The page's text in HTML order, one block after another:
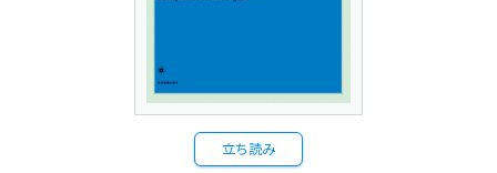
立ち読み